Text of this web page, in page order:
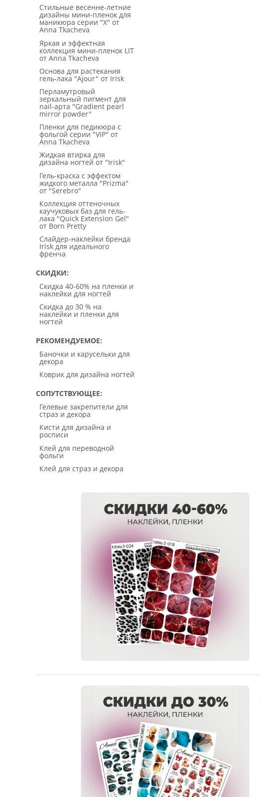
Стильные весенне-летние
дизайны мини-пленок для
маникюра серии "X" от
Anna Tkacheva
Яркая и эффектная
коллекция мини-пленок LIT
от Anna Tkacheva
Основа для растекания
гель-лака "Ajour" от Irisk
Перламутровый
зеркальный пигмент для
nail-арта "Gradient pearl
mirror powder"
Пленки для педикюра с
фольгой серии "VIP" от
Anna Tkacheva
Жидкая втирка для
дизайна ногтей от "Irisk"
Гель-краска с эффектом
жидкого металла "Prizma"
от "Serebro"
Коллекция оттеночных
каучуковых баз для гель-
лака "Quick Extension Gel"
от Born Pretty
Слайдер-наклейки бренда
Irisk для идеального
френча
СКИДКИ
Скидка 40-60% на пленки и
наклейки для ногтей
Скидка до 30 % на
наклейки и пленки для
ногтей
РЕКОМЕНДУЕМОЕ
Баночки и карусельки для
декора
Коврик для дизайна ногтей
СОПУТСТВУЮЩЕЕ
Гелевые закрепители для
страз и декора
Кисти для дизайна и
росписи
Клей для переводной
фольги
Клей для страз и декора